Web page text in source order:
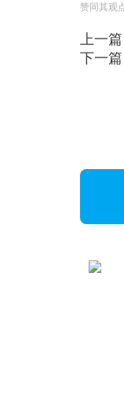
赞同其观
上一篇
下一篇